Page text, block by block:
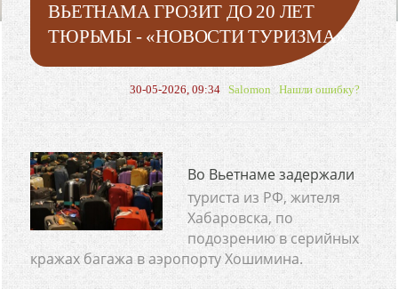
ВЬЕТНАМА ГРОЗИТ ДО 20 ЛЕТ
ТЮРЬМЫ - «НОВОСТИ ТУРИЗМА»
30-05-2026, 09:34 Salomon Нашли ошибку?
Во Вьетнаме задержали
туриста из РФ, жителя
Хабаровска, по
подозрению в серийных
кражах багажа в аэропорту Хошимина.